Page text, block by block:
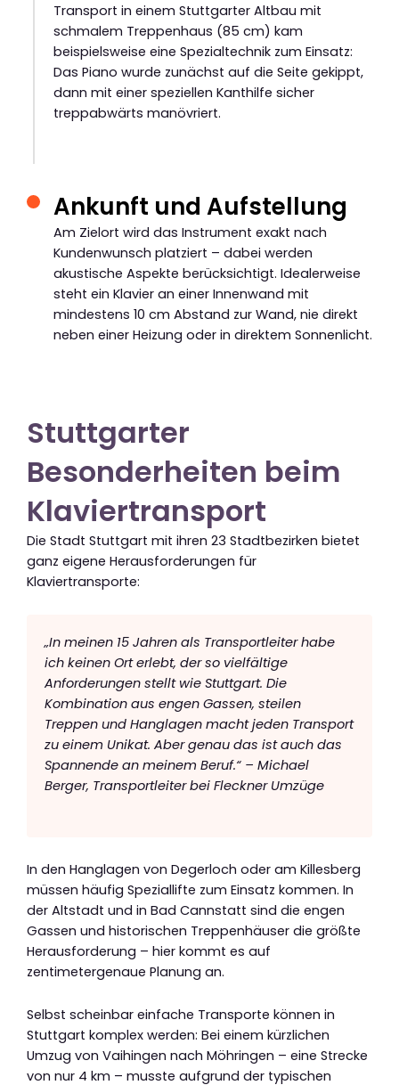
Transport in einem Stuttgarter Altbau mit
schmalem Treppenhaus (85 cm) kam
beispielsweise eine Spezialtechnik zum Einsatz:
Das Piano wurde zunächst auf die Seite gekippt,
dann mit einer speziellen Kanthilfe sicher
treppabwärts manövriert.
Ankunft und Aufstellung
Am Zielort wird das Instrument exakt nach
Kundenwunsch platziert – dabei werden
akustische Aspekte berücksichtigt. Idealerweise
steht ein Klavier an einer Innenwand mit
mindestens 10 cm Abstand zur Wand, nie direkt
neben einer Heizung oder in direktem Sonnenlicht.
Stuttgarter
Besonderheiten beim
Klaviertransport
Die Stadt Stuttgart mit ihren 23 Stadtbezirken bietet
ganz eigene Herausforderungen für
Klaviertransporte:
„In meinen 15 Jahren als Transportleiter habe
ich keinen Ort erlebt, der so vielfältige
Anforderungen stellt wie Stuttgart. Die
Kombination aus engen Gassen, steilen
Treppen und Hanglagen macht jeden Transport
zu einem Unikat. Aber genau das ist auch das
Spannende an meinem Beruf.“ – Michael
Berger, Transportleiter bei Fleckner Umzüge
In den Hanglagen von Degerloch oder am Killesberg
müssen häufig Speziallifte zum Einsatz kommen. In
der Altstadt und in Bad Cannstatt sind die engen
Gassen und historischen Treppenhäuser die größte
Herausforderung – hier kommt es auf
zentimetergenaue Planung an.
Selbst scheinbar einfache Transporte können in
Stuttgart komplex werden: Bei einem kürzlichen
Umzug von Vaihingen nach Möhringen – eine Strecke
von nur 4 km – musste aufgrund der typischen